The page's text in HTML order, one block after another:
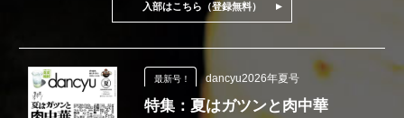
入部はこちら（登録無料）
最新号！ dancyu2026年夏号
特集：夏はガツンと肉中華